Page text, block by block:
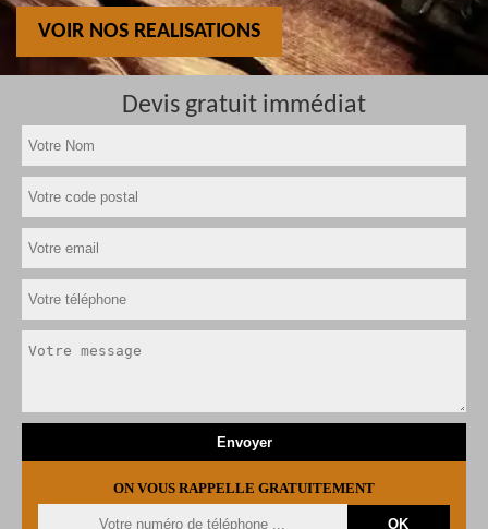
VOIR NOS REALISATIONS
Devis gratuit immédiat
ON VOUS RAPPELLE GRATUITEMENT